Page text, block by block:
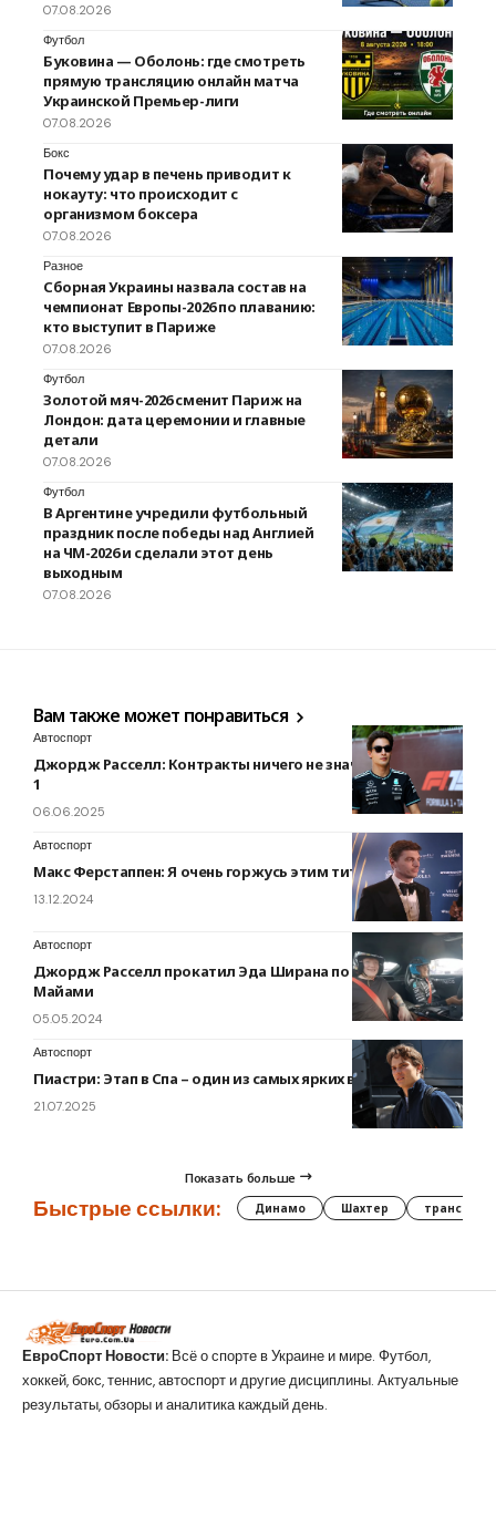
07.08.2026
Футбол
Буковина — Оболонь: где смотреть
прямую трансляцию онлайн матча
Украинской Премьер-лиги
07.08.2026
Бокс
Почему удар в печень приводит к
нокауту: что происходит с
организмом боксера
07.08.2026
Разное
Сборная Украины назвала состав на
чемпионат Европы-2026 по плаванию:
кто выступит в Париже
07.08.2026
Футбол
Золотой мяч-2026 сменит Париж на
Лондон: дата церемонии и главные
детали
07.08.2026
Футбол
В Аргентине учредили футбольный
праздник после победы над Англией
на ЧМ-2026 и сделали этот день
выходным
07.08.2026
Вам также может понравиться
Автоспорт
Джордж Расселл: Контракты ничего не значат в Формуле
1
06.06.2025
Автоспорт
Макс Ферстаппен: Я очень горжусь этим титулом
13.12.2024
Автоспорт
Джордж Расселл прокатил Эда Ширана по трассе в
Майами
05.05.2024
Автоспорт
Пиастри: Этап в Спа – один из самых ярких в сезоне
21.07.2025
Показать больше
Быстрые ссылки: Динамо Шахтер трансферы
ЕвроСпорт Новости: Всё о спорте в Украине и мире. Футбол,
хоккей, бокс, теннис, автоспорт и другие дисциплины. Актуальные
результаты, обзоры и аналитика каждый день.